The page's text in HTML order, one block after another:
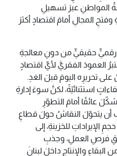
المواطنِ عبرَ تسهيلِ
المجالِ أمامَ اقتصادٍ أكثرَ
رقميٍّ حقيقيٍّ من دونِ معالجةِ
العمودَ الفقريَّ لأيِّ اقتصادٍ
تحريرِه اليومَ قبلَ الغدِ.
استثنائيّةً، لكنَّ سوءَ إدارةِ
عائقًا أمامَ التطوّرِ
أن يتحوّلَ النقاشُ حولَ قطاعِ
الإيراداتِ للخزينةِ، إلى
فرصِ العملِ، وجذبِ
والإنتاجِ داخلَ لبنانَ